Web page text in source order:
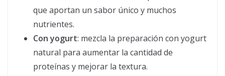
que aportan un sabor único y muchos
nutrientes.
Con yogurt: mezcla la preparación con yogurt
natural para aumentar la cantidad de
proteínas y mejorar la textura.